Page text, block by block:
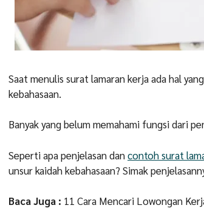
Saat menulis surat lamaran kerja ada hal
kebahasaan.
Banyak yang belum memahami fungsi dari
Seperti apa penjelasan dancontoh surat
unsur kaidah kebahasaan? Simak
Baca Juga : 11 Cara Mencari Lowongan